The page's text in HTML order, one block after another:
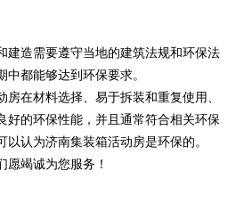
建造需要遵守当地的建筑法规和环保法
都能够达到环保要求。
在材料选择、易于拆装和重复使用、
好的环保性能，并且通常符合相关环保
认为济南集装箱活动房是环保的。
愿竭诚为您服务！